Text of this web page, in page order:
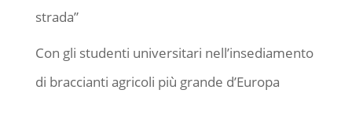
strada”
Con gli studenti universitari nell’insediamento
di braccianti agricoli più grande d’Europa